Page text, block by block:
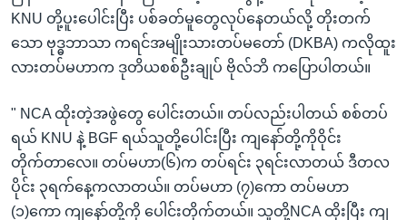
KNU တို့ပူးပေါင်းပြီး ပစ်ခတ်မူတွေလုပ်နေတယ်လို့ တိုးတက်
သော ဗုဒ္ဓဘာသာ ကရင်အမျိုးသားတပ်မတော် (DKBA) ကလိုထူး
လားတပ်မဟာက ဒုတိယစစ်ဦးချုပ် ဗိုလ်ဘိ ကပြောပါတယ်။
" NCA ထိုးတဲ့အဖွဲတွေ ပေါင်းတယ်။ တပ်လည်းပါတယ် စစ်တပ်
ရယ် KNU နဲ့ BGF ရယ်သူတို့ပေါင်းပြီး ကျနော်တို့ကိုဝိုင်း
တိုက်တာလေ။ တပ်မဟာ(၆)က တပ်ရင်း ၃ရင်းလာတယ် ဒီတလ
ပိုင်း ၃ရက်နေ့ကလာတယ်။ တပ်မဟာ (၇)ကော တပ်မဟာ
(၁)ကော ကျနော်တို့ကို ပေါင်းတိုက်တယ်။ သူတို့NCA ထိုးပြီး ကျ